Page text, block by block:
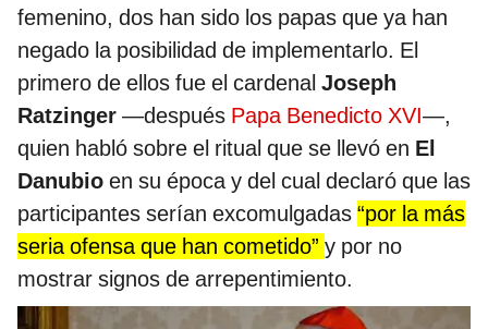
femenino, dos han sido los papas que ya han
negado la posibilidad de implementarlo. El
primero de ellos fue el cardenal Joseph
Ratzinger —después Papa Benedicto XVI—,
quien habló sobre el ritual que se llevó en El
Danubio en su época y del cual declaró que las
participantes serían excomulgadas “por la más
seria ofensa que han cometido” y por no
mostrar signos de arrepentimiento.